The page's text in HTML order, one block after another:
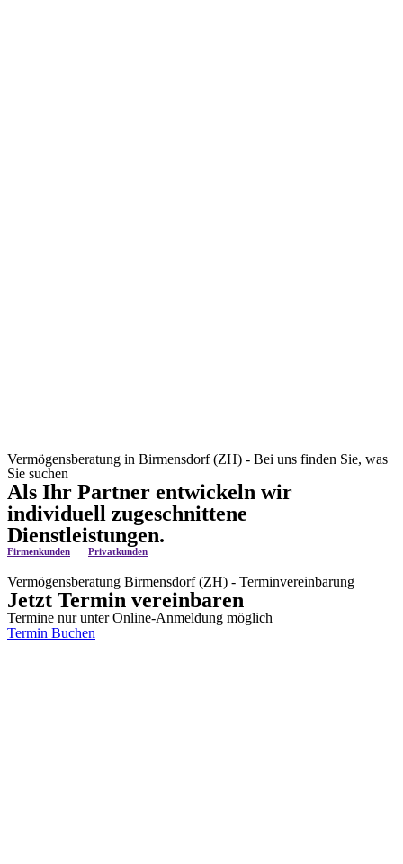
Vermögensberatung in Birmensdorf (ZH) - Bei uns finden Sie, was
Sie suchen
Als Ihr Partner entwickeln wir
individuell zugeschnittene
Dienstleistungen.
Firmenkunden Privatkunden
Vermögensberatung Birmensdorf (ZH) - Terminvereinbarung
Jetzt Termin vereinbaren
Termine nur unter Online-Anmeldung möglich
Termin Buchen